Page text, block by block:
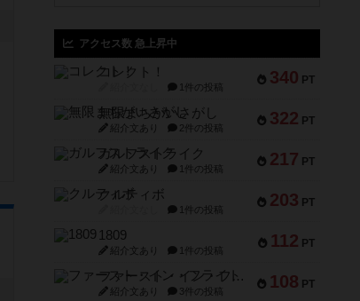
アクセス数 急上昇中
340 PT
コレクト！
1件の投稿
322 PT
無限まちがいさがし
紹介文あり 2件の投稿
217 PT
ガルフストライク
紹介文あり 1件の投稿
203 PT
クルティボ
1件の投稿
112 PT
1809
紹介文あり 1件の投稿
108 PT
ファースト・イン・フライト
紹介文あり 3件の投稿